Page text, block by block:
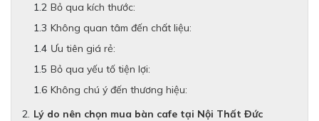
Bỏ qua kích thước:
Không quan tâm đến chất liệu:
Ưu tiên giá rẻ:
Bỏ qua yếu tố tiện lợi:
Không chú ý đến thương hiệu:
Lý do nên chọn mua bàn cafe tại Nội Thất Đức